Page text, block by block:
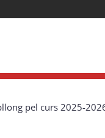
pel curs 2025-